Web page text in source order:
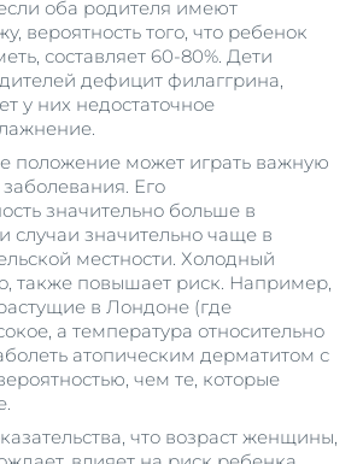
оба родителя имеют
вероятность того, что ребенок
составляет 60-80%. Дети
дефицит филаггрина,
у них недостаточное
положение может играть важную
Его
значительно больше в
случаи значительно чаще в
местности. Холодный
также повышает риск. Например,
в Лондоне (где
а температура относительно
атопическим дерматитом с
чем те, которые
что возраст женщины,